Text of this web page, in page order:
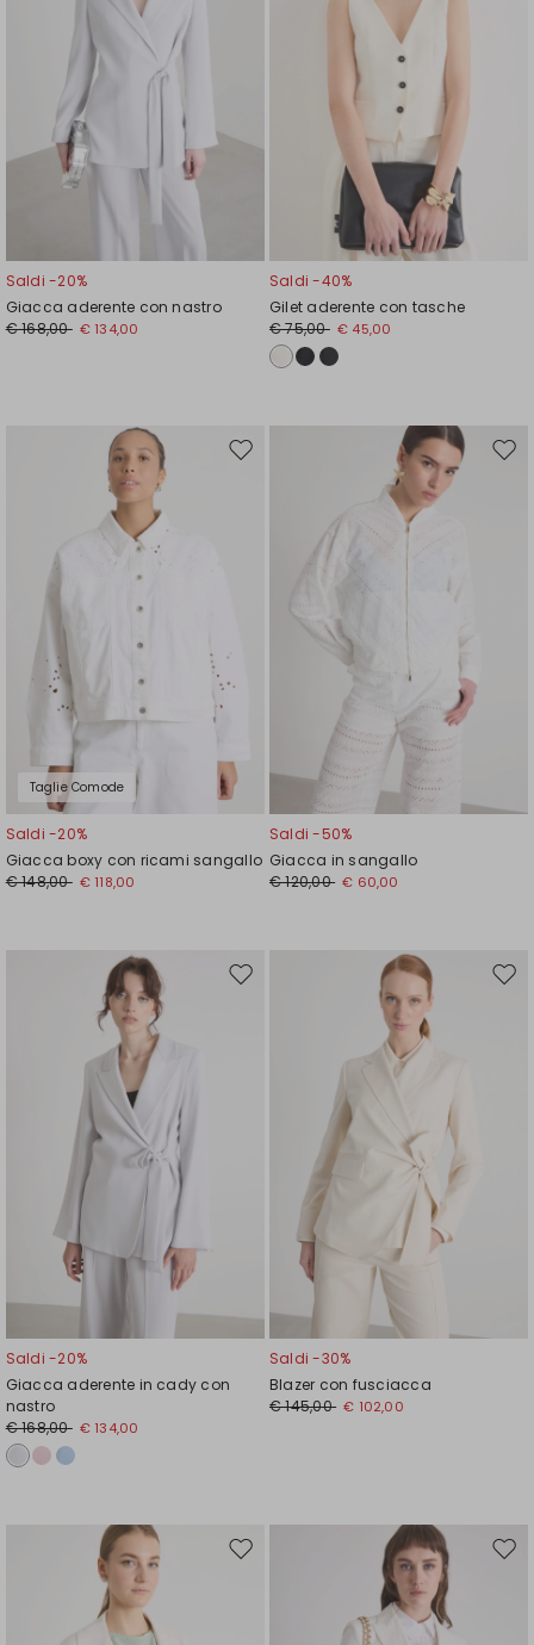
Saldi -20%
Giacca aderente con nastro
€ 168,00 € 134,00
Saldi -40%
Gilet aderente con tasche
€ 75,00 € 45,00
Taglie Comode
Sposta
Saldi -20%
Giacca boxy con ricami sangallo
€ 148,00 € 118,00
Saldi -50%
Giacca in sangallo
€ 120,00 € 60,00
Sposta
Saldi -20%
Giacca aderente in cady con
nastro
€ 168,00 € 134,00
Saldi -30%
Blazer con fusciacca
€ 145,00 € 102,00
Sposta